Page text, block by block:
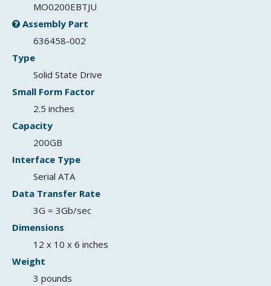
MO0200EBTJU
Assembly Part
636458-002
Type
Solid State Drive
Small Form Factor
2.5 inches
Capacity
200GB
Interface Type
Serial ATA
Data Transfer Rate
3G = 3Gb/sec
Dimensions
12 x 10 x 6 inches
Weight
3 pounds